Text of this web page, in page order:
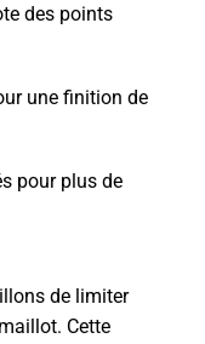
des points
une finition de
pour plus de
de limiter
Cette